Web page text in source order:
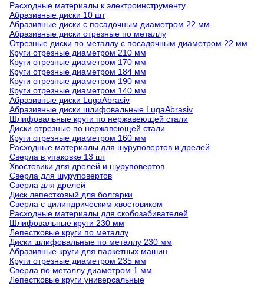
Расходные материалы к электроинструменту
Абразивные диски 10 шт
Абразивные диски с посадочным диаметром 22 мм
Абразивные диски отрезные по металлу
Отрезные диски по металлу с посадочным диаметром 22 мм
Круги отрезные диаметром 210 мм
Круги отрезные диаметром 170 мм
Круги отрезные диаметром 184 мм
Круги отрезные диаметром 190 мм
Круги отрезные диаметром 140 мм
Абразивные диски LugaAbrasiv
Абразивные диски шлифовальные LugaAbrasiv
Шлифовальные круги по нержавеющей стали
Диски отрезные по нержавеющей стали
Круги отрезные диаметром 160 мм
Расходные материалы для шуруповертов и дрелей
Сверла в упаковке 13 шт
Хвостовики для дрелей и шуруповертов
Сверла для шуруповертов
Сверла для дрелей
Диск лепестковый для болгарки
Сверла с цилиндрическим хвостовиком
Расходные материалы для скобозабивателей
Шлифовальные круги 230 мм
Лепестковые круги по металлу
Диски шлифовальные по металлу 230 мм
Абразивные круги для паркетных машин
Круги отрезные диаметром 235 мм
Сверла по металлу диаметром 1 мм
Лепестковые круги универсальные